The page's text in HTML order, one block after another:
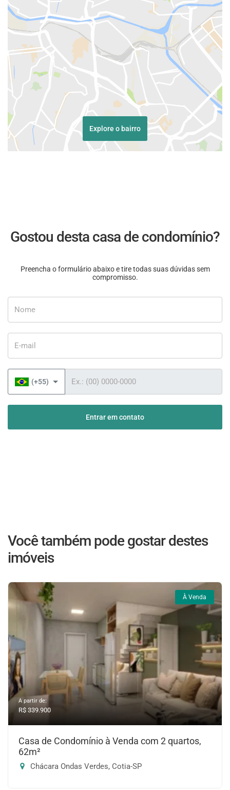
Explore o bairro
Gostou desta casa de condomínio?
Preencha o formulário abaixo e tire todas suas dúvidas sem
compromisso.
(+55)
Entrar em contato
Você também pode gostar destes
imóveis
À Venda
A partir de:
R$ 339.900
Casa de Condomínio à Venda com 2 quartos,
62m²
Chácara Ondas Verdes, Cotia-SP